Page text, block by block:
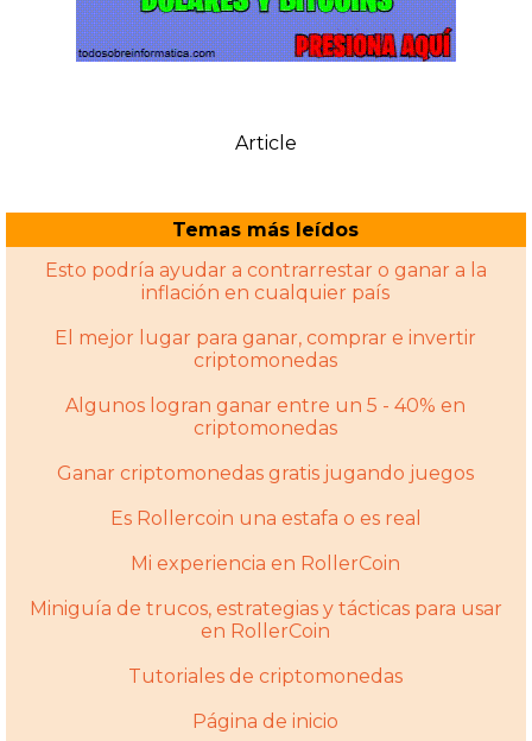
Article
Temas más leídos
Esto podría ayudar a contrarrestar o ganar a la
inflación en cualquier país
El mejor lugar para ganar, comprar e invertir
criptomonedas
Algunos logran ganar entre un 5 - 40% en
criptomonedas
Ganar criptomonedas gratis jugando juegos
Es Rollercoin una estafa o es real
Mi experiencia en RollerCoin
Miniguía de trucos, estrategias y tácticas para usar
en RollerCoin
Tutoriales de criptomonedas
Página de inicio